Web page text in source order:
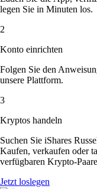
legen Sie in Minuten los.
2
Konto einrichten
Folgen Sie den
unsere Plattform.
3
Kryptos handeln
Suchen Sie iShares
Kaufen, verkaufen oder
verfügbaren Krypto-
Jetzt loslegen